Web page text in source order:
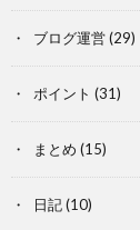
ブログ運営(29)
ポイント (31)
まとめ (15)
日記(10)